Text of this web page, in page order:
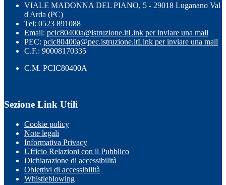
VIALE MADONNA DEL PIANO, 5 - 29018 Luganano Val
d'Arda (PC)
Tel: 0523 891088
Email: pcic80400a@istruzione.itLink per inviare una mail
PEC: pcic80400a@pec.istruzione.itLink per inviare una mail
C.F.: 90008170335
C.M. PCIC80400A
Sezione Link Utili
Cookie policy
Note legali
Informativa Privacy
Ufficio Relazioni con il Pubblico
Dichiarazione di accessibilità
Obiettivi di accessibilità
Whistleblowing